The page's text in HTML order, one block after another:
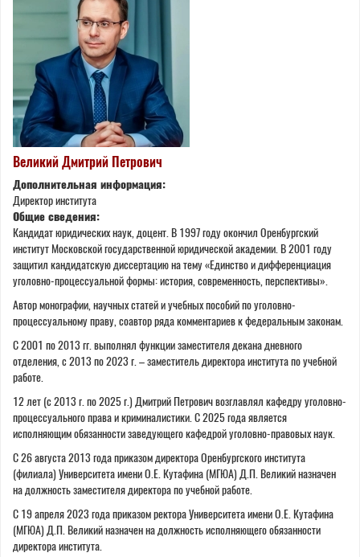
Великий Дмитрий Петрович
Дополнительная информация:
Директор института
Общие сведения:
Кандидат юридических наук, доцент. В 1997 году окончил Оренбургский
институт Московской государственной юридической академии. В 2001 году
защитил кандидатскую диссертацию на тему «Единство и дифференциация
уголовно-процессуальной формы: история, современность, перспективы».
Автор монографии, научных статей и учебных пособий по уголовно-
процессуальному праву, соавтор ряда комментариев к федеральным законам.
С 2001 по 2013 гг. выполнял функции заместителя декана дневного
отделения, с 2013 по 2023 г. – заместитель директора института по учебной
работе.
12 лет (с 2013 г. по 2025 г.) Дмитрий Петрович возглавлял кафедру уголовно-
процессуального права и криминалистики. С 2025 года является
исполняющим обязанности заведующего кафедрой уголовно-правовых наук.
С 26 августа 2013 года приказом директора Оренбургского института
(филиала) Университета имени О.Е. Кутафина (МГЮА) Д.П. Великий назначен
на должность заместителя директора по учебной работе.
С 19 апреля 2023 года приказом ректора Университета имени О.Е. Кутафина
(МГЮА) Д.П. Великий назначен на должность исполняющего обязанности
директора института.